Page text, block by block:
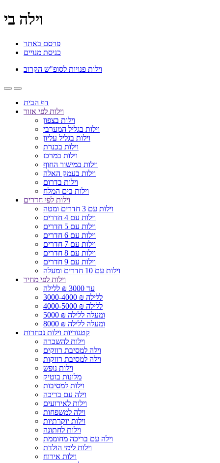
וילה בי
פרסם באתר
כניסת מנויים
וילות פנויות לסופ"ש הקרוב
דף הבית
וילות לפי אזור
וילות בצפון
וילות בגליל המערבי
וילות בגליל עליון
וילות בכנרת
וילות במרכז
וילות במישור החוף
וילות בעמק האלה
וילות בדרום
וילות בים המלח
וילות לפי חדרים
וילות עם 3 חדרים ומטה
וילות עם 4 חדרים
וילות עם 5 חדרים
וילות עם 6 חדרים
וילות עם 7 חדרים
וילות עם 8 חדרים
וילות עם 9 חדרים
וילות עם 10 חדרים ומעלה
וילות לפי מחיר
עד 3000 ₪ ללילה
3000-4000 ₪ ללילה
4000-5000 ₪ ללילה
5000 ₪ ומעלה ללילה
8000 ₪ ומעלה ללילה
קטגוריות וילות נבחרות
וילות להשכרה
וילה למסיבת רווקים
וילה למסיבת רווקות
וילות נופש
מלונות בוטיק
וילות למסיבות
וילה עם בריכה
וילות לאירועים
וילה למשפחות
וילות יוקרתיות
וילות לחתונה
וילה עם בריכה מחוממת
וילות לימי הולדת
וילות אירוח